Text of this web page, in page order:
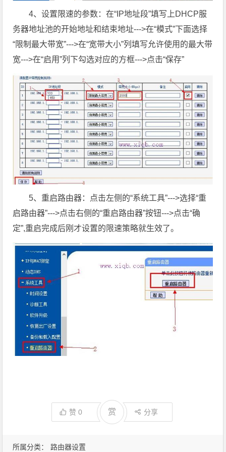
所属分类： 路由器设置
4、设置限速的参数：在“IP地址段”填写上DHCP服
务器地址池的开始地址和结束地址--->在“模式”下面选择
“限制最大带宽”--->在“宽带大小”列填写允许使用的最大带
宽--->在“启用”列下勾选对应的方框--->点击“保存”
5、重启路由器：点击左侧的“系统工具”--->选择“重
启路由器”--->点击右侧的“重启路由器”按钮--->点击“确
定”,重启完成后刚才设置的限速策略就生效了。
赞0 赏 分享